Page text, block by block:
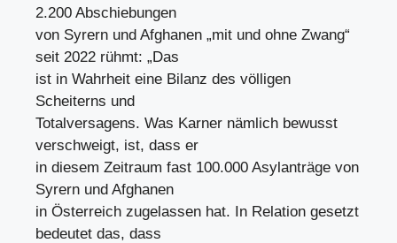
2.200 Abschiebungen
von Syrern und Afghanen „mit und ohne Zwang“
seit 2022 rühmt: „Das
ist in Wahrheit eine Bilanz des völligen
Scheiterns und
Totalversagens. Was Karner nämlich bewusst
verschweigt, ist, dass er
in diesem Zeitraum fast 100.000 Asylanträge von
Syrern und Afghanen
in Österreich zugelassen hat. In Relation gesetzt
bedeutet das, dass